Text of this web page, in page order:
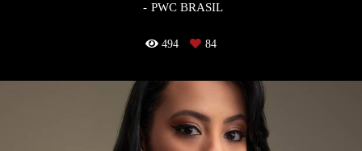
PWC BRASIL
494 84